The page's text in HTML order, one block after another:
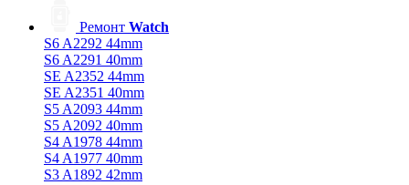
Ремонт Watch
S6 A2292 44mm
S6 A2291 40mm
SE A2352 44mm
SE A2351 40mm
S5 A2093 44mm
S5 A2092 40mm
S4 A1978 44mm
S4 A1977 40mm
S3 A1892 42mm